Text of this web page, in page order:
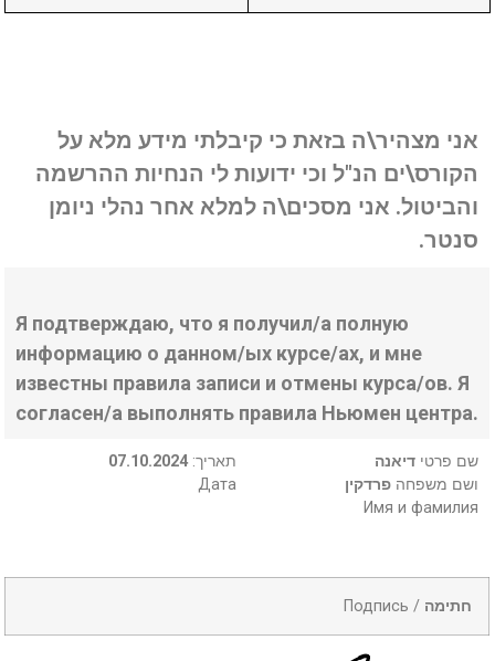
אני מצהיר\ה בזאת כי קיבלתי מידע מלא על
הקורס\ים הנ"ל וכי ידועות לי הנחיות ההרשמה
והביטול. אני מסכים\ה למלא אחר נהלי ניומן
סנטר.
Я подтверждаю, что я получил/а полную
информацию о данном/ых курсе/ах, и мне
известны правила записи и отмены курса/ов. Я
согласен/а выполнять правила Ньюмен центра.
07.10.2024 :תאריך
Дата
שם פרטי דיאנה
ושם משפחה פרדקין
Имя и фамилия
Подпись / חתימה